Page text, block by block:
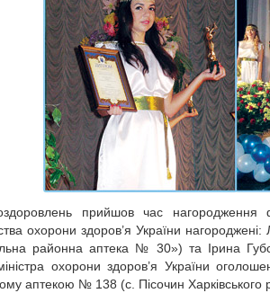
прийшов час нагородження
охорони здоров’я України
районна аптека № 30») та Ірина
охорони здоров’я України
аптекою № 138 (с. Пісочин Харківського